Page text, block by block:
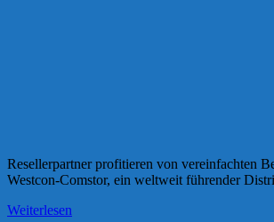
Resellerpartner profitieren von vereinfachten
Westcon-Comstor, ein weltweit führender
Weiterlesen